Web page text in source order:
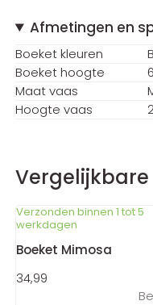
Afmetingen en
Boeket kleuren
Boeket hoogte
Maat vaas
Hoogte vaas
Verzonden binnen 1 tot 5
werkdagen
Boeket Mimosa
34,99